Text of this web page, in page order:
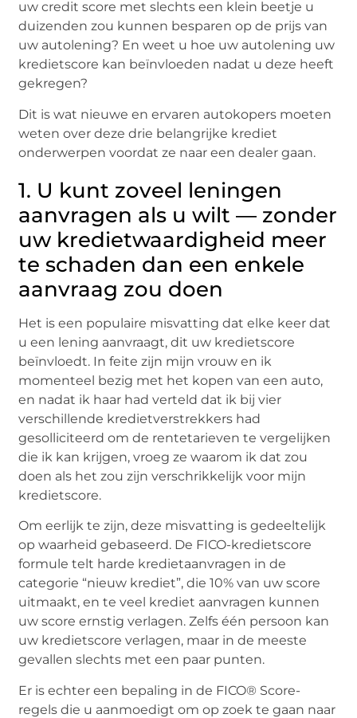
uw credit score met slechts een klein beetje u
duizenden zou kunnen besparen op de prijs van
uw autolening? En weet u hoe uw autolening uw
kredietscore kan beïnvloeden nadat u deze heeft
gekregen?
Dit is wat nieuwe en ervaren autokopers moeten
weten over deze drie belangrijke krediet
onderwerpen voordat ze naar een dealer gaan.
1. U kunt zoveel leningen
aanvragen als u wilt — zonder
uw kredietwaardigheid meer
te schaden dan een enkele
aanvraag zou doen
Het is een populaire misvatting dat elke keer dat
u een lening aanvraagt, dit uw kredietscore
beïnvloedt. In feite zijn mijn vrouw en ik
momenteel bezig met het kopen van een auto,
en nadat ik haar had verteld dat ik bij vier
verschillende kredietverstrekkers had
gesolliciteerd om de rentetarieven te vergelijken
die ik kan krijgen, vroeg ze waarom ik dat zou
doen als het zou zijn verschrikkelijk voor mijn
kredietscore.
Om eerlijk te zijn, deze misvatting is gedeeltelijk
op waarheid gebaseerd. De FICO-kredietscore
formule telt harde kredietaanvragen in de
categorie “nieuw krediet”, die 10% van uw score
uitmaakt, en te veel krediet aanvragen kunnen
uw score ernstig verlagen. Zelfs één persoon kan
uw kredietscore verlagen, maar in de meeste
gevallen slechts met een paar punten.
Er is echter een bepaling in de FICO® Score-
regels die u aanmoedigt om op zoek te gaan naar